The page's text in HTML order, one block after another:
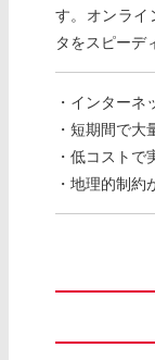
す。オンライ
タをスピーデ
・インターネ
・短期間で大
・低コストで
・地理的制約